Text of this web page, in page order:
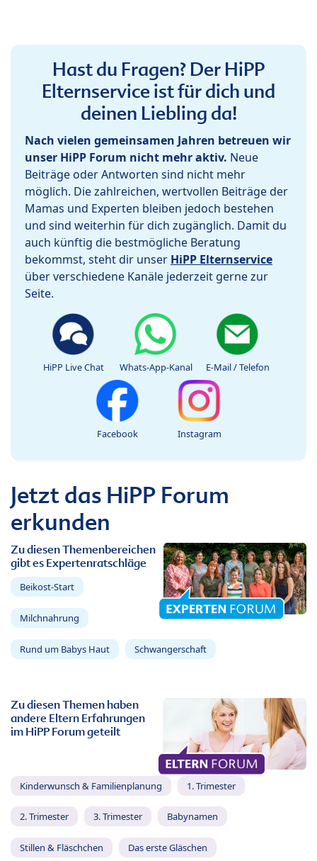
Hast du Fragen? Der HiPP
Elternservice ist für dich und
deinen Liebling da!
Nach vielen gemeinsamen Jahren betreuen wir
unser HiPP Forum nicht mehr aktiv. Neue
Beiträge oder Antworten sind nicht mehr
möglich. Die zahlreichen, wertvollen Beiträge der
Mamas und Experten bleiben jedoch bestehen
und sind weiterhin für dich zugänglich. Damit du
auch künftig die bestmögliche Beratung
bekommst, steht dir unser HiPP Elternservice
über verschiedene Kanäle jederzeit gerne zur
Seite.
HiPP Live Chat Whats-App-Kanal E-Mail / Telefon
Facebook Instagram
Jetzt das HiPP Forum
erkunden
Zu diesen Themenbereichen
gibt es Expertenratschläge
Beikost-Start
Milchnahrung
Rund um Babys Haut Schwangerschaft
Zu diesen Themen haben
andere Eltern Erfahrungen
im HiPP Forum geteilt
Kinderwunsch & Familienplanung 1. Trimester
2. Trimester 3. Trimester Babynamen
Stillen & Fläschchen Das erste Gläschen